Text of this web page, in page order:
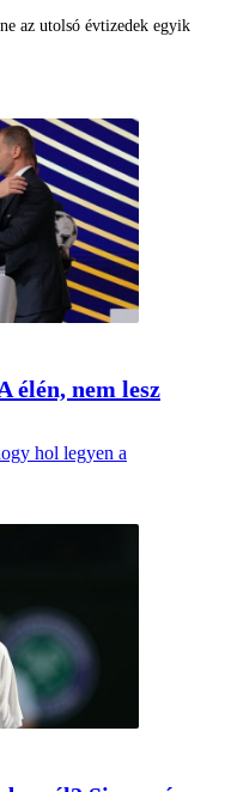
az utolsó évtizedek egyik
élén, nem lesz
hol legyen a